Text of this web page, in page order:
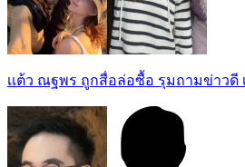
เเต้ว ณฐพร ถูกสื่อล่อซื้อ รุมถามข่าวดี